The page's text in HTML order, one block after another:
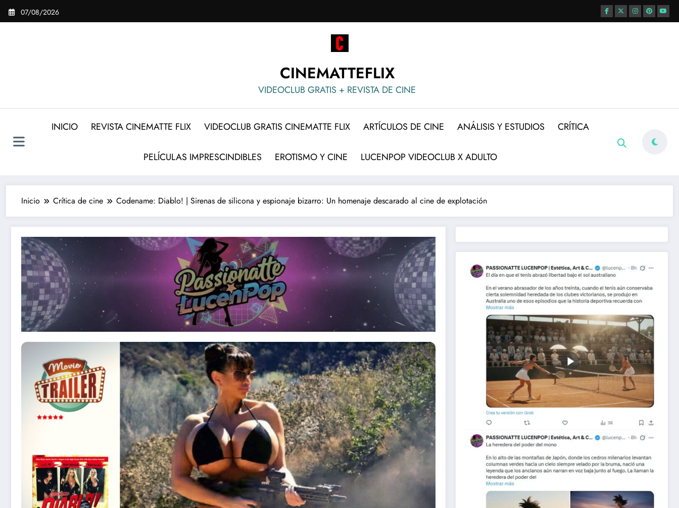
Saltar
07/08/2026
CINEMATTEFLIX
VIDEOCLUB GRATIS + REVISTA DE CINE
INICIO REVISTA CINEMATTE FLIX VIDEOCLUB GRATIS CINEMATTE FLIX ARTÍCULOS DE CINE ANÁLISIS Y ESTUDIOS CRÍTICA
PELÍCULAS IMPRESCINDIBLES EROTISMO Y CINE LUCENPOP VIDEOCLUB X ADULTO
Inicio Crítica de cine Codename: Diablo! | Sirenas de silicona y espionaje bizarro: Un homenaje descarado al cine de explotación